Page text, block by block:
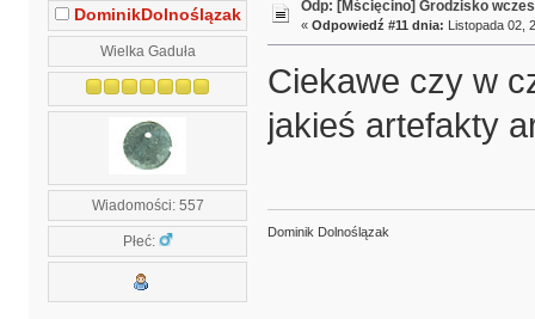
DominikDolnoślązak
Wielka Gaduła
Wiadomości: 557
Płeć:
Odp: [Mścięcino] Grodzisko
« Odpowiedź #11 dnia: Listopada 02,
Ciekawe czy w
jakieś artefakty
Dominik Dolnoślązak